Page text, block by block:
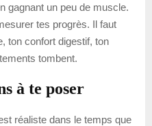
gagnant un peu de muscle.
tes progrès. Il faut
ton confort digestif, ton
tombent.
à te poser
réaliste dans le temps que